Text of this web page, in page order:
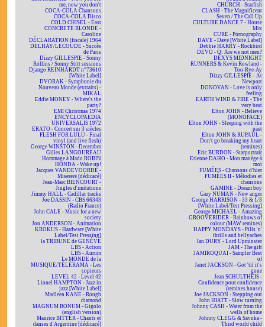
me, now you don't
COCA-COLA Chansons
COCA-COLA Disco
COLD CHISEL - East
CONCRETE BLONDE -
Caroline
DÉCLARATION (fiscale) 1964
DELHAY/LECOUDE - Succès
de Paris
Dizzy GILLESPIE - Sonny
Rollins / Sonny Stitt sessions
Django REINHARDT n°73610
[White Label]
DVORAK - Symphonie du
Nouveau Monde (extraits) -
MIKAL
Eddie MONEY - Where's the
party?
EMI Christmas 1974
ENCYCLOPAEDIA
UNIVERSALIS 1972
ERATO - Concert sur 3 siècles
FLESH FOR LULU - Final
vinyl (and live flesh)
George WINSTON - December
Gilles LANGOUREAU
Hommage à Mado ROBIN
HONDA - Wake up!
Jacques VANDEVOORDE -
Miserere [dédicacé]
Jean-Marc BIENCOURT -
Jingles d'imitations
Jimmy HALL - Cadillac tracks
Joe DASSIN - CBS 66343
(Radio France)
John CALE - Music for a new
society
Jon ANDERSON - Animation
KROKUS - Hardware [White
Label/Test Pressing]
la TRIBUNE de GENÈVE
LBS - Action
LBS - Aurum
Le MONDE de la
MUSIQUE/TÉLÉRAMA - Les
copieurs
LEVEL 42 - Level 42
Lionel HAMPTON - Jazz in
jazz [White Label]
Madleen KANE - Rough
diamond
MAGNUM BONUM - Gigolo
(english version)
Maurice BITTER - Chants et
danses d'Argentine [dédicacé]
CHURCH - Starfish
CLASH - The Magnificent
Seven / The Call Up
CULTURE DANCE 7 - House
Mix
CURE - Pornography
DAVE - Dave [White Label]
Debbie HARRY - Rockbird
DEVO - Q: Are we not men?
DEXYS MIDNIGHT
RUNNERS & Kevin Rowland -
Too-Rye-Ay
Dizzy GILLESPIE - At
Newport
DONOVAN - Love is only
feeling
EARTH WIND & FIRE - The
very best
Elton JOHN - Believe
[MONOFACE]
Elton JOHN - Sleeping with the
past
Elton JOHN & RUPAUL -
Don't go breaking my heart
(remixes)
Eric BURDON - Starportrait
Etienne DAHO - Mon manège à
moi
FUMÉES - Chansons d'hier
FUMÉES II - Mélodies et
chansons
GAMINE - Dream boy
Gary NUMAN - New anger
George HARRISON - 33 & 1/3
[White Label/Test Pressing]
George MICHAEL - Amazing
GROOVERIDER - Rainbows of
colour (MAW remixes)
HAPPY MONDAYS - Pills 'n'
thrills and bellyaches
Ian DURY - Lord Upminster
JAM - The gift
JAMIROQUAI - Sampler Best
of
Janet JACKSON - Got 'til it's
gone
Jean SCHULTHEIS -
Confidence pour confidence
(remixes house)
Joe JACKSON - Stepping out
John HIATT - Slow turning
Johnny CASH - Water from the
wells of home
Johnny CLEGG & Savuka -
Third world child